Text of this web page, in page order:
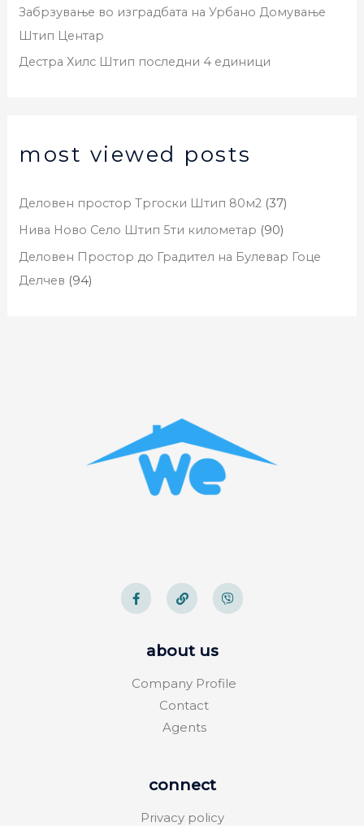
Забрзување во изградбата на Урбано Домување
Штип Центар
Дестра Хилс Штип последни 4 единици
most viewed posts
Деловен простор Тргоски Штип 80м2 (37)
Нива Ново Село Штип 5ти километар (90)
Деловен Простор до Градител на Булевар Гоце
Делчев (94)
about us
Company Profile
Contact
Agents
connect
Privacy policy